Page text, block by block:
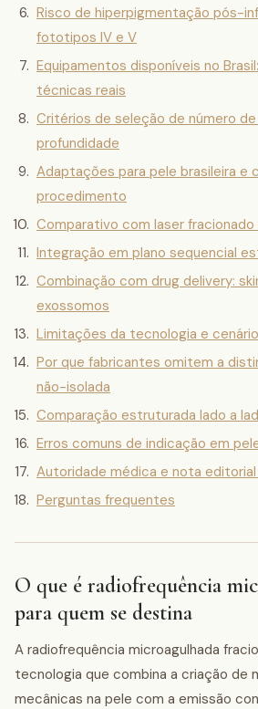
Risco de hiperpigmentação pós-
fototipos IV e V
Equipamentos disponíveis no
técnicas reais
Critérios de seleção de número
profundidade
Adaptações para pele brasileira e
procedimento
Comparativo com laser
Integração em plano sequencial
Combinação com drug delivery:
exossomos
Limitações da tecnologia e
Por que fabricantes omitem a
não-isolada
Comparação estruturada lado a
Erros comuns de indicação em
Autoridade médica e nota editorial
Perguntas frequentes
O que é radiofrequência
para quem se destina
A radiofrequência microagulhada
tecnologia que combina a criação de
mecânicas na pele com a emissão